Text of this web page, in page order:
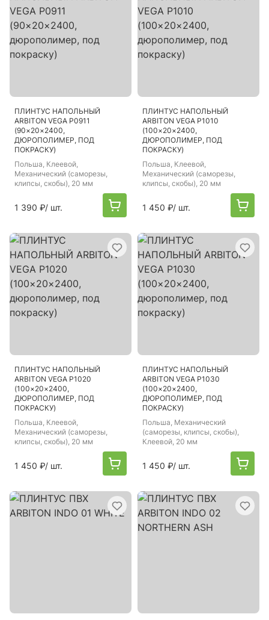
ПЛИНТУС НАПОЛЬНЫЙ
ARBITON VEGA P0911
(90×20×2400,
ДЮРОПОЛИМЕР, ПОД
ПОКРАСКУ)
Польша, Клеевой,
Механический (саморезы,
клипсы, скобы), 20 мм
1 390 ₽/ шт.
ПЛИНТУС НАПОЛЬНЫЙ
ARBITON VEGA P1010
(100×20×2400,
ДЮРОПОЛИМЕР, ПОД
ПОКРАСКУ)
Польша, Клеевой,
Механический (саморезы,
клипсы, скобы), 20 мм
1 450 ₽/ шт.
ПЛИНТУС НАПОЛЬНЫЙ
ARBITON VEGA P1020
(100×20×2400,
ДЮРОПОЛИМЕР, ПОД
ПОКРАСКУ)
Польша, Клеевой,
Механический (саморезы,
клипсы, скобы), 20 мм
1 450 ₽/ шт.
ПЛИНТУС НАПОЛЬНЫЙ
ARBITON VEGA P1030
(100×20×2400,
ДЮРОПОЛИМЕР, ПОД
ПОКРАСКУ)
Польша, Механический
(саморезы, клипсы, скобы),
Клеевой, 20 мм
1 450 ₽/ шт.